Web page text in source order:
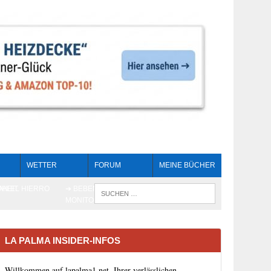
WETTER FORUM MEINE BÜCHER
LA PALMA INSIDER-INFOS